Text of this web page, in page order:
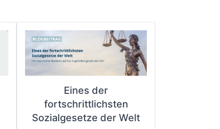
Eines der
fortschrittlichsten
Sozialgesetze der Welt